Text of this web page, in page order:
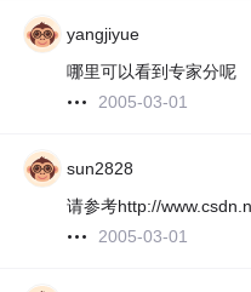
yangjiyue
哪里可以看到专家分呢
2005-03-01
sun2828
请参考http://
2005-03-01